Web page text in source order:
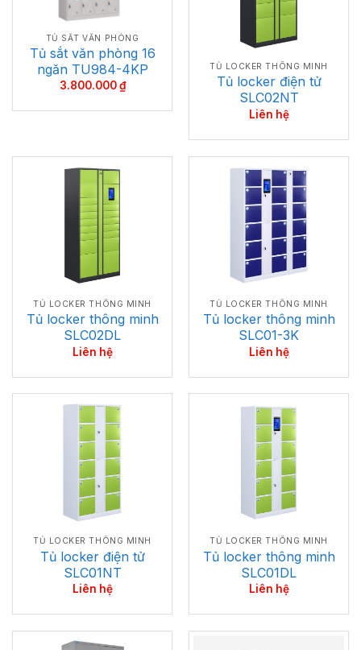
TỦ SẮT VĂN PHÒNG
Tủ sắt văn phòng 16
ngăn TU984-4KP
3.800.000₫
TỦ LOCKER THÔNG MINH
Tủ locker điện tử
SLC02NT
Liên hệ
TỦ LOCKER THÔNG MINH
Tủ locker thông minh
SLC02DL
Liên hệ
TỦ LOCKER THÔNG MINH
Tủ locker thông minh
SLC01-3K
Liên hệ
TỦ LOCKER THÔNG MINH
Tủ locker điện tử
SLC01NT
Liên hệ
TỦ LOCKER THÔNG MINH
Tủ locker thông minh
SLC01DL
Liên hệ